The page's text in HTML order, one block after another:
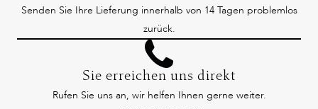
Senden Sie Ihre Lieferung innerhalb von 14 Tagen problemlos
zurück.
Sie erreichen uns direkt
Rufen Sie uns an, wir helfen Ihnen gerne weiter.